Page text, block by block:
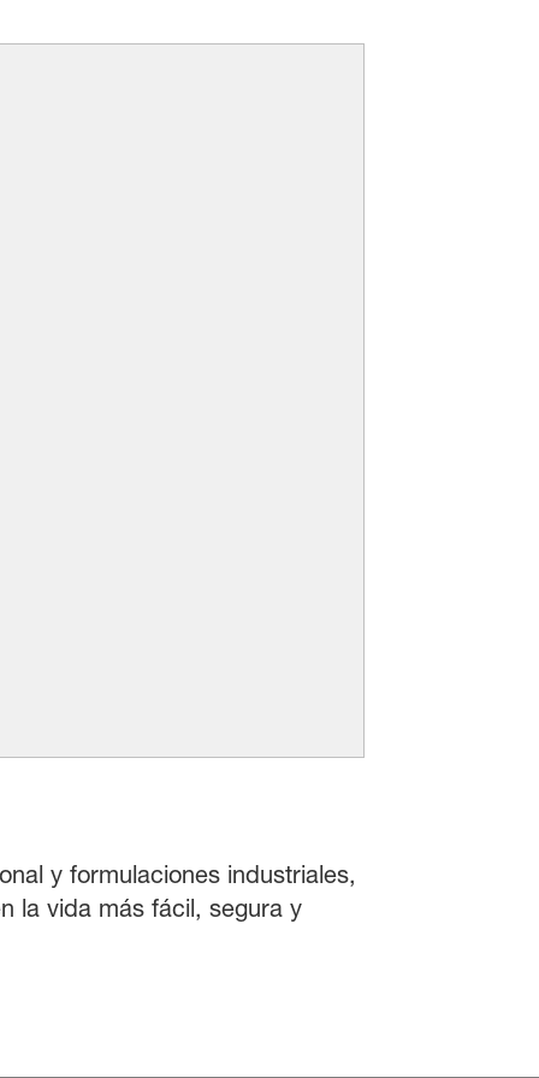
y formulaciones industriales,
la vida más fácil, segura y